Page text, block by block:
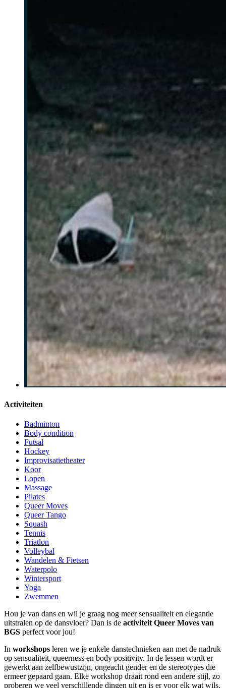
Activiteiten
Badminton
Body condition
Futsal
Hockey
Improvisatietheater
Koor
Lopen
Massage
Pilates
Queer Moves
Queer Tango
Squash
Tennis
Triatlon
Volleybal
Wandelen & Fietsen
Waterpolo
Wintersport
Yoga
Zwemmen
Hou je van dans en wil je graag nog meer sensualiteit en elegantie
uitstralen op de dansvloer? Dan is de activiteit Queer Moves van
BGS perfect voor jou!
In workshops leren we je enkele danstechnieken aan met de nadruk
op sensualiteit, queerness en body positivity. In de lessen wordt er
gewerkt aan zelfbewustzijn, ongeacht gender en de stereotypes die
ermeer gepaard gaan. Elke workshop draait rond een andere stijl, zo
proberen we veel verschillende dingen uit en is er voor elk wat wils.